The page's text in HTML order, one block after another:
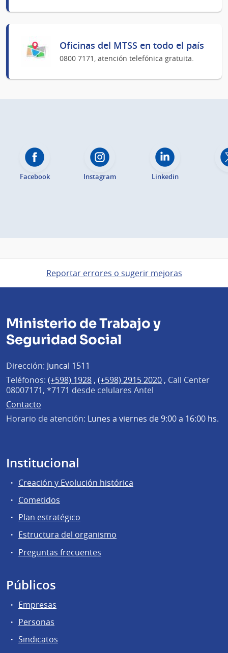
Oficinas del MTSS en todo el país
0800 7171, atención telefónica gratuita.
Facebook Instagram Linkedin
Reportar errores o sugerir mejoras
Ministerio de Trabajo y
Seguridad Social
Dirección: Juncal 1511
Teléfonos: (+598) 1928 , (+598) 2915 2020 , Call Center
08007171, *7171 desde celulares Antel
Contacto
Horario de atención: Lunes a viernes de 9:00 a 16:00 hs.
Institucional
Creación y Evolución histórica
Cometidos
Plan estratégico
Estructura del organismo
Preguntas frecuentes
Públicos
Empresas
Personas
Sindicatos